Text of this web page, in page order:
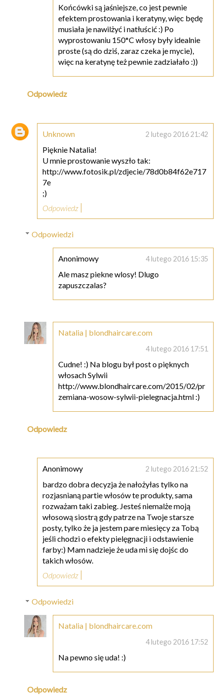
Końcówki są jaśniejsze, co jest pewnie
efektem prostowania i keratyny, więc będę
musiała je nawilżyć i natłuścić :) Po
wyprostowaniu 150*C włosy były idealnie
proste (są do dziś, zaraz czeka je mycie),
więc na keratynę też pewnie zadziałało :))
Odpowiedz
Unknown 2 lutego 2016 21:42
Pięknie Natalia!
U mnie prostowanie wyszło tak:
http://www.fotosik.pl/zdjecie/78d0b84f62e717
7e
;)
Odpowiedz
Odpowiedzi
Anonimowy 4 lutego 2016 15:35
Ale masz piekne wlosy! Dlugo
zapuszczalas?
Natalia | blondhaircare.com
4 lutego 2016 17:51
Cudne! :) Na blogu był post o pięknych
włosach Sylwii
http://www.blondhaircare.com/2015/02/pr
zemiana-wosow-sylwii-pielegnacja.html :)
Odpowiedz
Anonimowy 2 lutego 2016 21:52
bardzo dobra decyzja że nałożyłas tylko na
rozjasnianą partie włosów te produkty, sama
rozważam taki zabieg. Jesteś niemalże moją
włosową siostrą gdy patrze na Twoje starsze
posty, tylko że ja jestem pare miesięcy za Tobą
jeśli chodzi o efekty pielęgnacji i odstawienie
farby:) Mam nadzieje że uda mi się dojśc do
takich włosów.
Odpowiedz
Odpowiedzi
Natalia | blondhaircare.com
4 lutego 2016 17:52
Na pewno się uda! :)
Odpowiedz